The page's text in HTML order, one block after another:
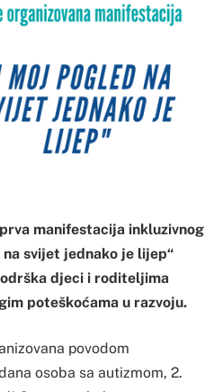
manifestacija inkluzivnog
svijet jednako je lijep“
djeci i roditeljima
poteškoćama u razvoju.
povodom
osoba sa autizmom, 2.